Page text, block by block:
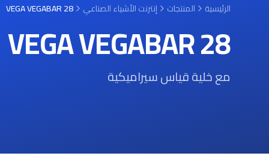
الرئيسية المنتجات إنترنت الأشياء الصناعي VEGA VEGABAR 28
VEGA VEGABAR 28
مع خلية قياس سيراميكية